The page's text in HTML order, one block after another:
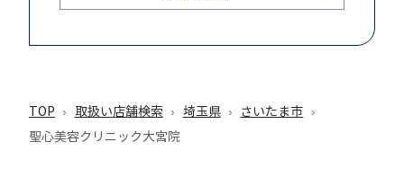
TOP 取扱い店舗検索 埼玉県
さいたま市
聖心美容クリニック大宮院